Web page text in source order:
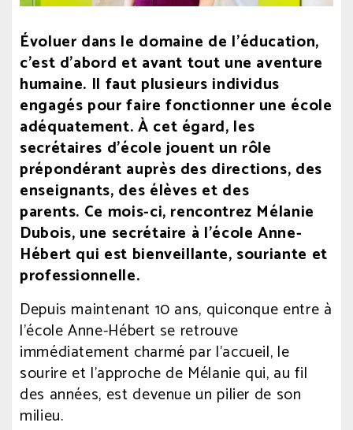
comsg
Évoluer dans le domaine de l’éducation,
c’est d’abord et avant tout une aventure
humaine. Il faut plusieurs individus
engagés pour faire fonctionner une école
adéquatement. À cet égard, les
secrétaires d’école jouent un rôle
prépondérant auprès des directions, des
enseignants, des élèves et des
parents. Ce mois-ci, rencontrez Mélanie
Dubois, une secrétaire à l’école Anne-
Hébert qui est bienveillante, souriante et
professionnelle.
Depuis maintenant 10 ans, quiconque entre à
l’école Anne-Hébert se retrouve
immédiatement charmé par l’accueil, le
sourire et l’approche de Mélanie qui, au fil
des années, est devenue un pilier de son
milieu.